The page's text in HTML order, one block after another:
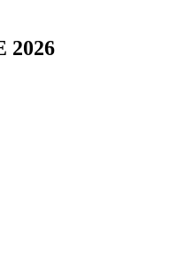
2026